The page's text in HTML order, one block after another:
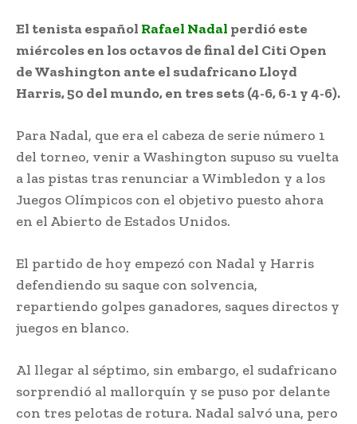
El tenista español Rafael Nadal perdió este
miércoles en los octavos de final del Citi Open
de Washington ante el sudafricano Lloyd
Harris, 50 del mundo, en tres sets (4-6, 6-1 y 4-6).
Para Nadal, que era el cabeza de serie número 1
del torneo, venir a Washington supuso su vuelta
a las pistas tras renunciar a Wimbledon y a los
Juegos Olímpicos con el objetivo puesto ahora
en el Abierto de Estados Unidos.
El partido de hoy empezó con Nadal y Harris
defendiendo su saque con solvencia,
repartiendo golpes ganadores, saques directos y
juegos en blanco.
Al llegar al séptimo, sin embargo, el sudafricano
sorprendió al mallorquín y se puso por delante
con tres pelotas de rotura. Nadal salvó una, pero